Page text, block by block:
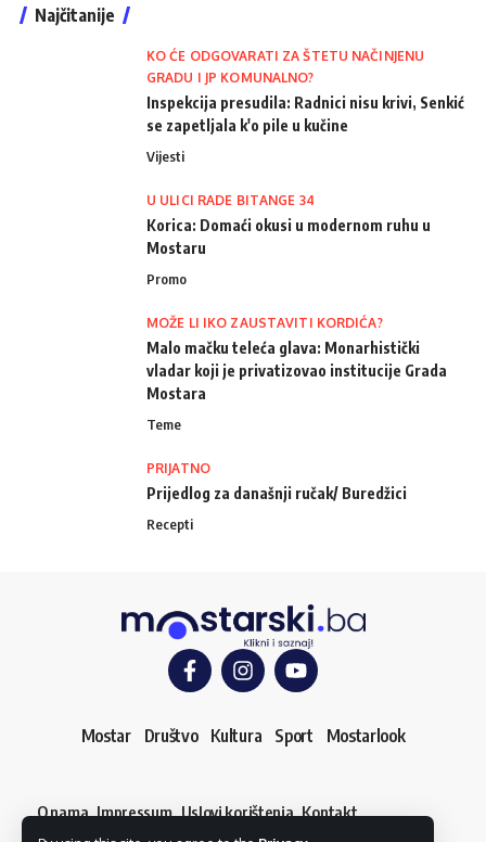
Najčitanije
KO ĆE ODGOVARATI ZA ŠTETU NAČINJENU
GRADU I JP KOMUNALNO?
Inspekcija presudila: Radnici nisu krivi, Senkić
se zapetljala k'o pile u kučine
Vijesti
U ULICI RADE BITANGE 34
Korica: Domaći okusi u modernom ruhu u
Mostaru
Promo
MOŽE LI IKO ZAUSTAVITI KORDIĆA?
Malo mačku teleća glava: Monarhistički
vladar koji je privatizovao institucije Grada
Mostara
Teme
PRIJATNO
Prijedlog za današnji ručak/ Buredžici
Recepti
Mostar Društvo Kultura Sport Mostarlook
O nama Impressum Uslovi korištenja Kontakt
Dojavi vijest